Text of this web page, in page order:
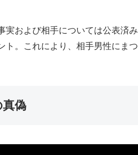
実および相手については公表済
ト。これにより、相手男性にま
真偽